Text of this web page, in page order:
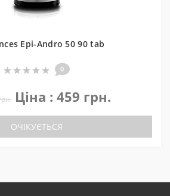
Epi-Andro 50 90 tab
0
Ціна : 459 грн.
ОЧІКУЄТЬСЯ